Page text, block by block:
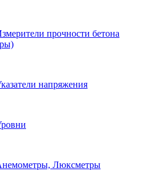
прочности бетона
напряжения
Люксметры